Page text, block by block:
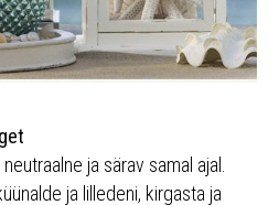
ja särav samal ajal.
ja lilledeni, kirgasta ja